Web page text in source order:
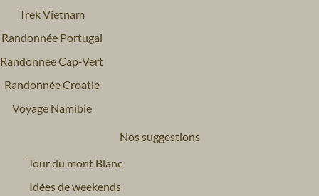
Trek Vietnam
Randonnée Portugal
Randonnée Cap-Vert
Randonnée Croatie
Voyage Namibie
Nos suggestions
Tour du mont Blanc
Idées de weekends